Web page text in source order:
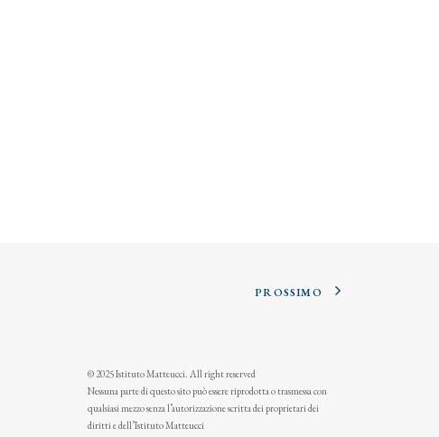
PROSSIMO
© 2025 Istituto Matteucci. All right reserved
Nessuna parte di questo sito può essere riprodotta o trasmessa con
qualsiasi mezzo senza l’autorizzazione scritta dei proprietari dei
diritti e dell’Istituto Matteucci